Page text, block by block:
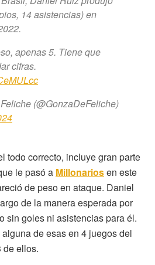
14 asistencias) en
apenas 5. Tiene que
cifras.
(@GonzaDeFeliche)
todo correcto, incluye gran parte
le pasó a Millonariosen este
de peso en ataque. Daniel
de la manera esperada por
sin goles ni asistencias para él.
de esas en 4 juegos del
de ellos.